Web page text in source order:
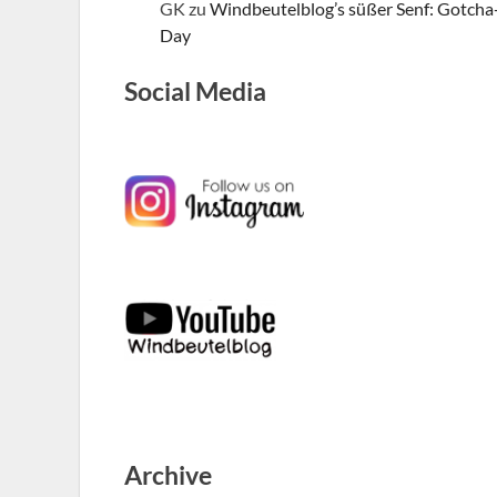
GK zu Windbeutelblog’s süßer Senf:
Day
Social Media
Archive